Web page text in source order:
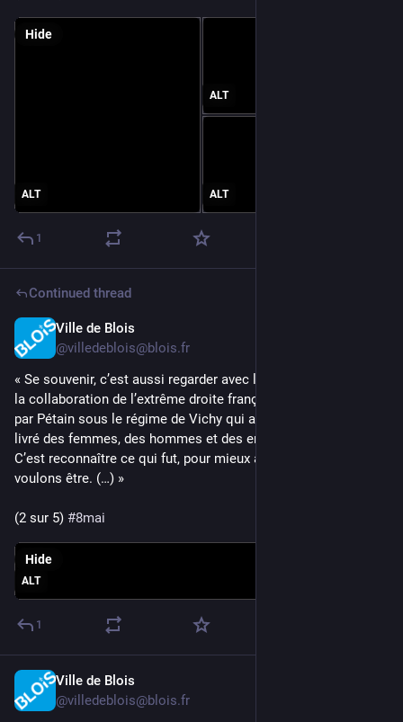
ALT
ALT
ALT
Hide
1
Continued thread
Ville de Blois
@villedeblois@blois.fr
« Se souvenir, c’est aussi regarder avec lucidité ce que fut
la collaboration de l’extrême droite française dirigée
par Pétain sous le régime de Vichy qui a dénoncé, persécuté,
livré des femmes, des hommes et des enfants.
C’est reconnaître ce qui fut, pour mieux affirmer ce que nous
voulons être. (…) »
(2 sur 5) #8mai
ALT
Hide
1
Ville de Blois
@villedeblois@blois.fr